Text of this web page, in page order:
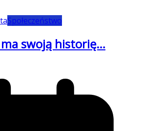
Społeczeństwo
swoją historię…